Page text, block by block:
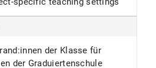
der Klasse für
der Graduiertenschule